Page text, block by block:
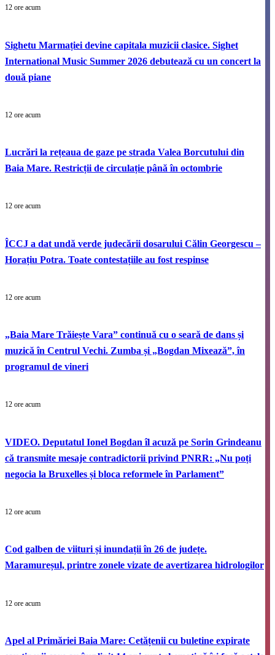
12 ore acum
Sighetu Marmației devine capitala muzicii clasice. Sighet
International Music Summer 2026 debutează cu un concert la
două piane
12 ore acum
Lucrări la rețeaua de gaze pe strada Valea Borcutului din
Baia Mare. Restricții de circulație până în octombrie
12 ore acum
ÎCCJ a dat undă verde judecării dosarului Călin Georgescu –
Horațiu Potra. Toate contestațiile au fost respinse
12 ore acum
„Baia Mare Trăiește Vara” continuă cu o seară de dans și
muzică în Centrul Vechi. Zumba și „Bogdan Mixează”, în
programul de vineri
12 ore acum
VIDEO. Deputatul Ionel Bogdan îl acuză pe Sorin Grindeanu
că transmite mesaje contradictorii privind PNRR: „Nu poți
negocia la Bruxelles și bloca reformele în Parlament”
12 ore acum
Cod galben de viituri și inundații în 26 de județe.
Maramureșul, printre zonele vizate de avertizarea hidrologilor
12 ore acum
Apel al Primăriei Baia Mare: Cetățenii cu buletine expirate